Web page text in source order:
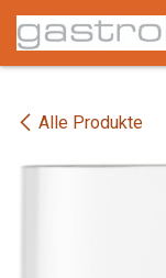
Zum Inhalt springen
Alle Produkte